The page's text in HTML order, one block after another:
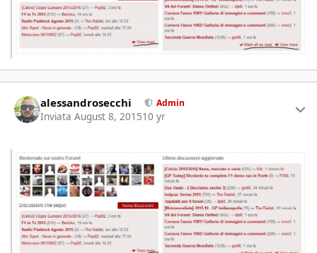
alessandrosecchi Admin
Inviata August 8, 201510 yr